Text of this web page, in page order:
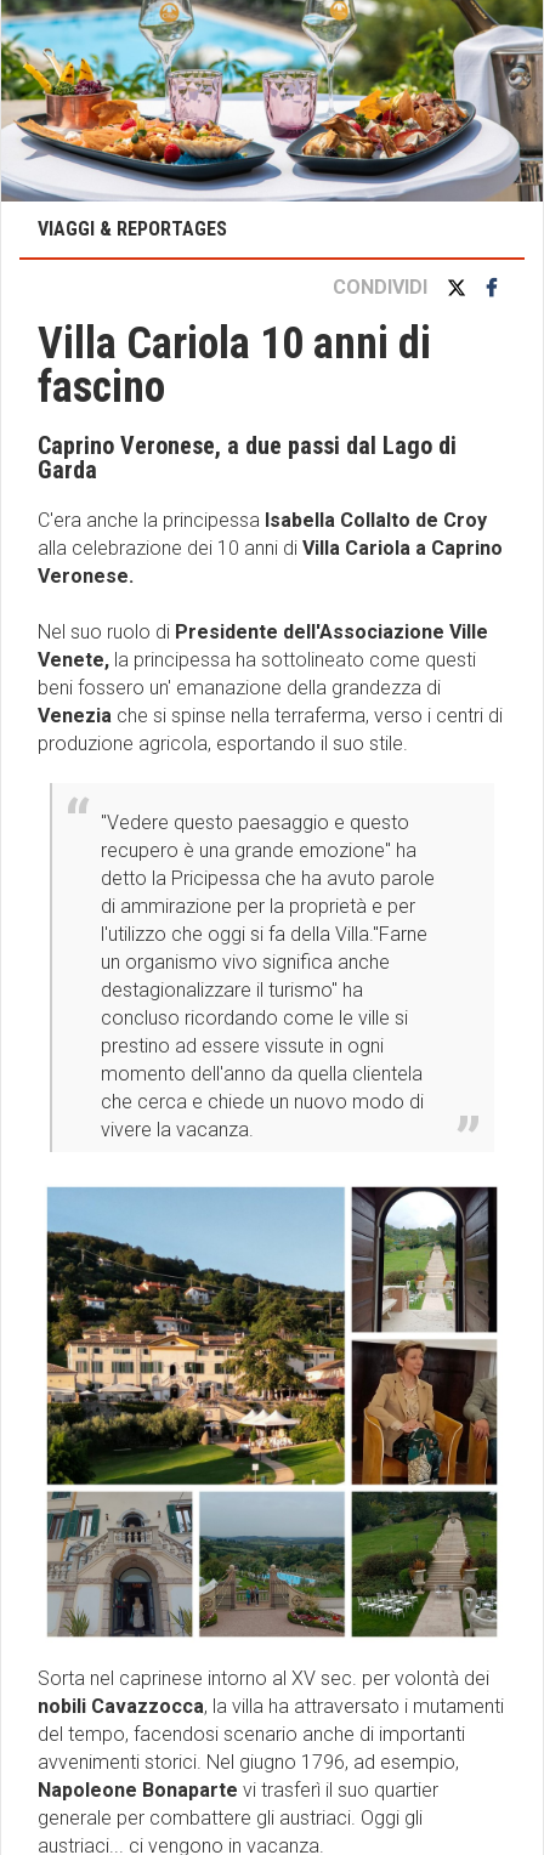
VIAGGI & REPORTAGES
CONDIVIDI
Villa Cariola 10 anni di
fascino
Caprino Veronese, a due passi dal Lago di
Garda
C'era anche la principessa Isabella Collalto de Croy
alla celebrazione dei 10 anni di Villa Cariola a Caprino
Veronese.
Nel suo ruolo di Presidente dell'Associazione Ville
Venete, la principessa ha sottolineato come questi
beni fossero un' emanazione della grandezza di
Venezia che si spinse nella terraferma, verso i centri di
produzione agricola, esportando il suo stile.
''Vedere questo paesaggio e questo
recupero è una grande emozione'' ha
detto la Pricipessa che ha avuto parole
di ammirazione per la proprietà e per
l'utilizzo che oggi si fa della Villa."Farne
un organismo vivo significa anche
destagionalizzare il turismo'' ha
concluso ricordando come le ville si
prestino ad essere vissute in ogni
momento dell'anno da quella clientela
che cerca e chiede un nuovo modo di
vivere la vacanza.
Sorta nel caprinese intorno al XV sec. per volontà dei
nobili Cavazzocca, la villa ha attraversato i mutamenti
del tempo, facendosi scenario anche di importanti
avvenimenti storici. Nel giugno 1796, ad esempio,
Napoleone Bonaparte vi trasferì il suo quartier
generale per combattere gli austriaci. Oggi gli
austriaci... ci vengono in vacanza.